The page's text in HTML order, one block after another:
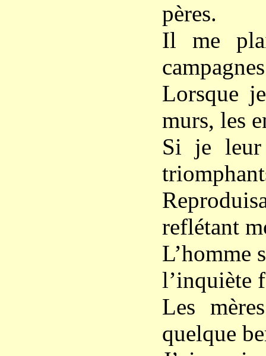
pères.
Il me
Lorsque
murs, les
Si je leur
reflétant
L’homme
l’inquiète
Les
quelque